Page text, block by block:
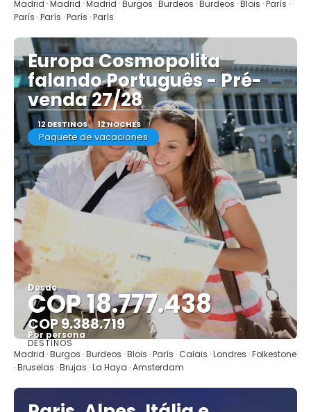
Madrid · Madrid · Madrid · Burgos · Burdeos · Burdeos · Blois · París ·
París · París · París · París
Europa Cosmopolita
falando Português - Pré-
venda 27/28
12 DESTINOS 12 NOCHES
Paquete de vacaciones
Desde
COP 18.777.438
COP 9.388.719
Por persona
Ver
DESTINOS
Madrid · Burgos · Burdeos · Blois · París · Calais · Londres · Folkestone
· Bruselas · Brujas · La Haya · Amsterdam